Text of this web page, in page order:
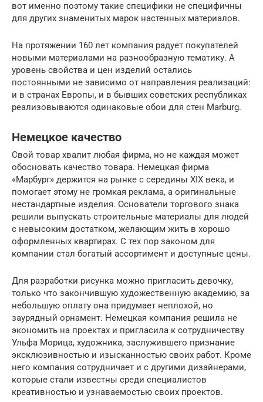
вот именно поэтому такие специфики не специфичны
для других знаменитых марок настенных материалов.
На протяжении 160 лет компания радует покупателей
новыми материалами на разнообразную тематику. А
уровень свойства и цен изделий остались
постоянными не зависимо от направления реализаций:
и в странах Европы, и в бывших советских республиках
реализовываются одинаковые обои для стен Marburg.
Немецкое качество
Свой товар хвалит любая фирма, но не каждая может
обосновать качество товара. Немецкая фирма
«Марбург» держится на рынке с середины XIX века, и
помогает этому не громкая реклама, а оригинальные
нестандартные изделия. Основатели торгового знака
решили выпускать строительные материалы для людей
с невысоким достатком, желающим жить в хорошо
оформленных квартирах. С тех пор законом для
компании стал богатый ассортимент и доступные цены.
Для разработки рисунка можно пригласить девочку,
только что закончившую художественную академию, за
небольшую оплату она придумает неплохой, но
заурядный орнамент. Немецкая компания решила не
экономить на проектах и пригласила к сотрудничеству
Ульфа Морица, художника, заслужившего признание
эксклюзивностью и изысканностью своих работ. Кроме
него компания сотрудничает и с другими дизайнерами,
которые стали известны среди специалистов
креативностью и узнаваемостью своих проектов.